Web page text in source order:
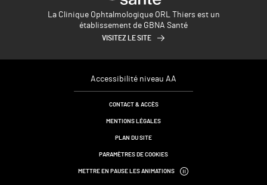
La Clinique Ophtalmologique ORL Thiers est un
établissement de GBNA Santé
VISITEZ LE SITE
Accessibilité niveau AA
CONTACT & ACCÈS
MENTIONS LÉGALES
PLAN DU SITE
PARAMÈTRES DE COOKIES
METTRE EN PAUSE LES ANIMATIONS